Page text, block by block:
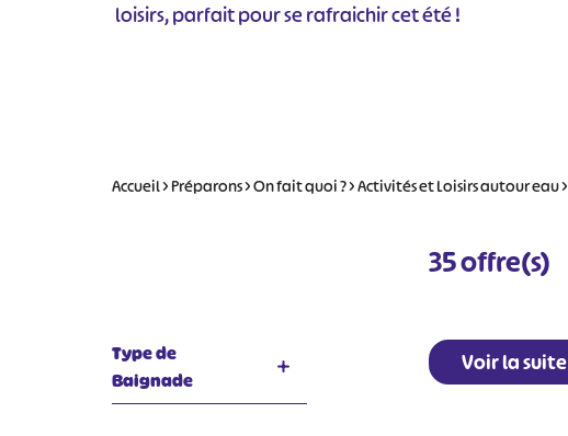
loisirs, parfait pour se rafraichir cet été !
Accueil>Préparons>On fait quoi ?>Activités et Loisirs autour eau>
35offre(s)
Type de
Baignade
Voir la suite